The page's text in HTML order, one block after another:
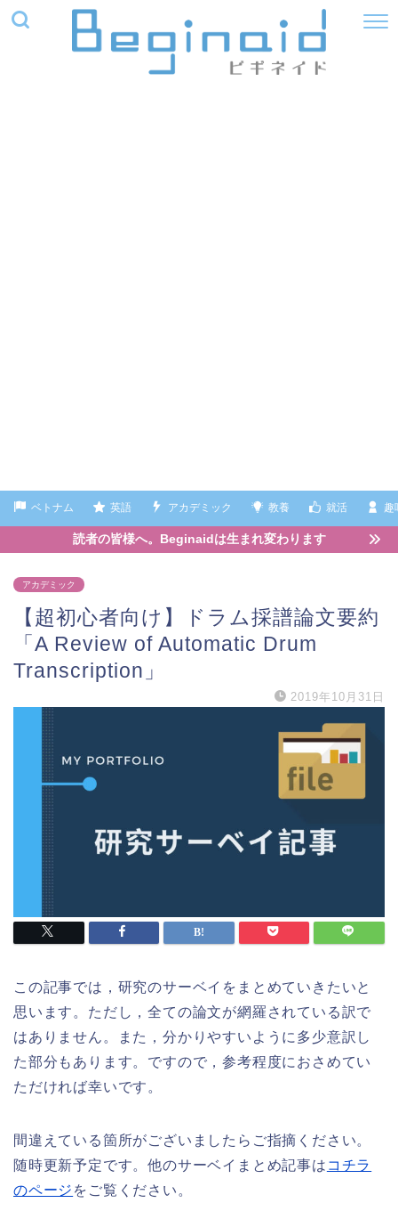
ベトナム 英語 アカデミック 教養 就活 趣
読者の皆様へ。Beginaidは生まれ変わります
アカデミック
【超初心者向け】ドラム採譜論文要約
「A Review of Automatic Drum
Transcription」
2019年10月31日
この記事では，研究のサーベイをまとめていきたいと
思います。ただし，全ての論文が網羅されている訳で
はありません。また，分かりやすいように多少意訳し
た部分もあります。ですので，参考程度におさめてい
ただければ幸いです。
間違えている箇所がございましたらご指摘ください。
随時更新予定です。他のサーベイまとめ記事は コチラ
のページ をご覧ください。